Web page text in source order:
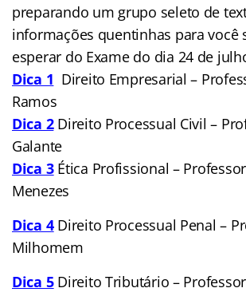
preparando um grupo seleto de
informações quentinhas para você
esperar do Exame do dia 24 de
Dica 1 Direito Empresarial –
Ramos
Dica 2Direito Processual Civil –
Galante
Dica 3Ética Profissional –
Menezes
Dica 4Direito Processual Penal –
Milhomem
Dica 5 Direito Tributário –